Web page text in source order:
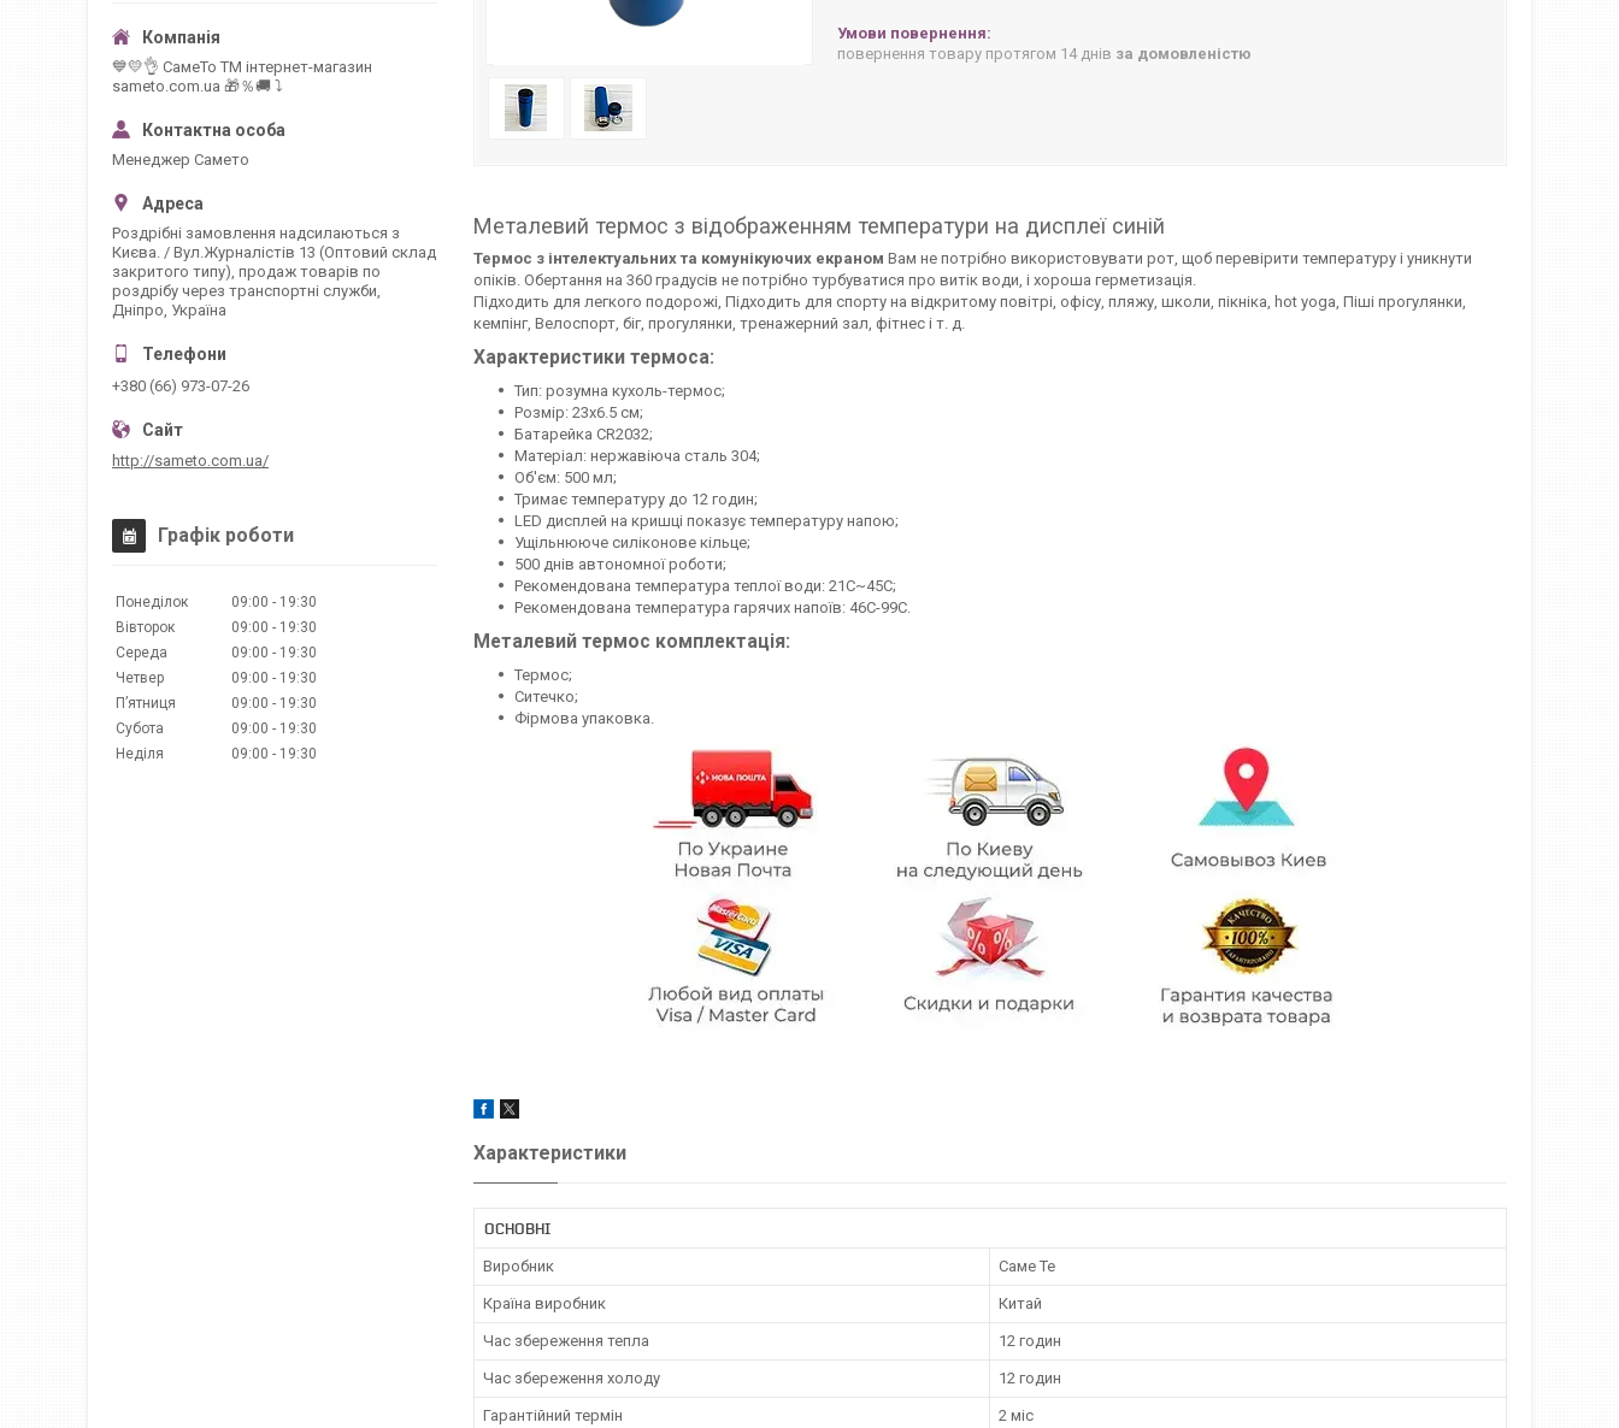
повернення товару протягом 14 днів за домовленістю
Металевий термос з відображенням температури на дисплеї синій
Термос з інтелектуальних та комунікуючих екраном Вам не потрібно використовувати рот, щоб перевірити температуру і уникнути
опіків. Обертання на 360 градусів не потрібно турбуватися про витік води, і хороша герметизація.
Підходить для легкого подорожі, Підходить для спорту на відкритому повітрі, офісу, пляжу, школи, пікніка, hot yoga, Піші прогулянки,
кемпінг, Велоспорт, біг, прогулянки, тренажерний зал, фітнес і т. д.
Характеристики термоса:
Тип: розумна кухоль-термос;
Розмір: 23х6.5 см;
Батарейка CR2032;
Матеріал: нержавіюча сталь 304;
Об'єм: 500 мл;
Тримає температуру до 12 годин;
LED дисплей на кришці показує температуру напою;
Ущільнююче силіконове кільце;
500 днів автономної роботи;
Рекомендована температура теплої води: 21С~45С;
Рекомендована температура гарячих напоїв: 46С-99С.
Металевий термос комплектація:
Термос;
Ситечко;
Фірмова упаковка.
Характеристики
ОСНОВНІ
Виробник Саме Те
Країна виробник Китай
Час збереження тепла 12 годин
Час збереження холоду 12 годин
Гарантійний термін 2 міс
💙💛👌 СамеТо ТМ інтернет-магазин
sameto.com.ua 🎁％🚚 ⤵
Менеджер Самето
Роздрібні замовлення надсилаються з
Києва. / Вул.Журналістів 13 (Оптовий склад
закритого типу), продаж товарів по
роздрібу через транспортні служби,
Дніпро, Україна
+380 (66) 973-07-26
http://sameto.com.ua/
Графік роботи
Понеділок 09:00
19:30
Вівторок
09:00
19:30
Середа
09:00
19:30
Четвер
09:00
19:30
Пʼятниця
09:00
19:30
Субота
09:00
19:30
Неділя
09:00 19:30